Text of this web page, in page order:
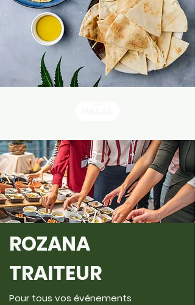
ROZANA
TRAITEUR
Pour tous vos événements